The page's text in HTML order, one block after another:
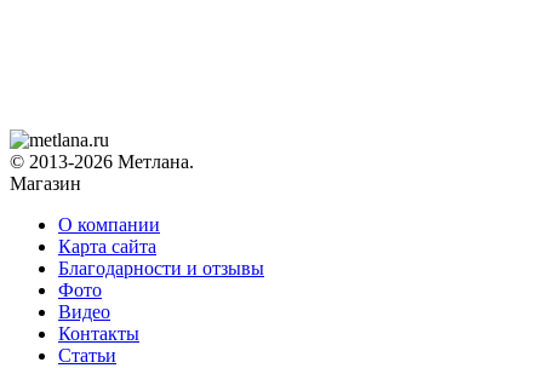
© 2013-2026 Метлана.
Магазин
О компании
Карта сайта
Благодарности и отзывы
Фото
Видео
Контакты
Статьи